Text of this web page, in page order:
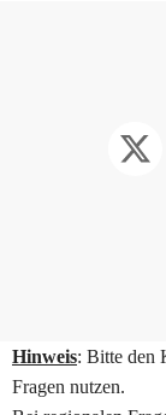
Hinweis: Bitte den
Fragen nutzen.